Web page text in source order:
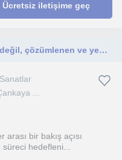
Ücretsiz iletişime geç
Sinemayı yalnızca izlenen bir şey değil, çözümlenen ve yeniden üretilen bir anlatı biçimi olarak ele alan bir eğitmenim.
...
bir bakış açısı
hedefleni...